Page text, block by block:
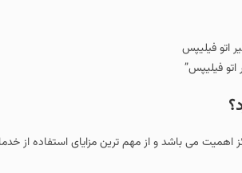
اتو فیلیپس”
اهمیت می باشد و از مهم ترین مزایای استفاده از